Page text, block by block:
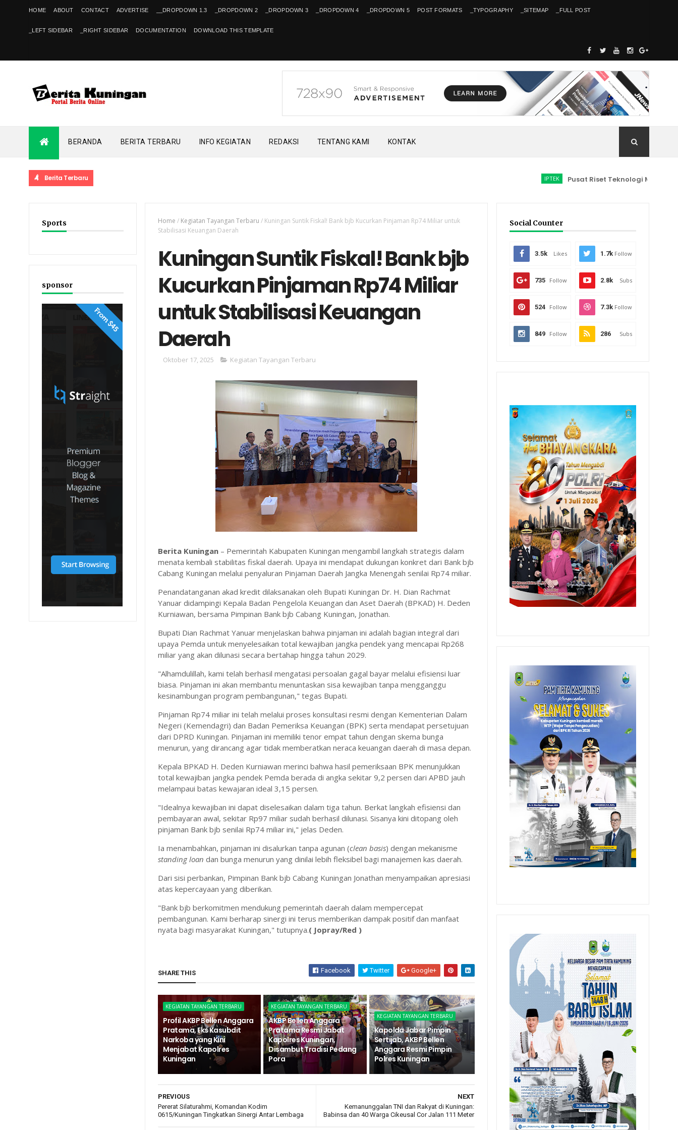
HOME ABOUT CONTACT ADVERTISE __DROPDOWN 1.3 _DROPDOWN 2 _DROPDOWN 3 _DROPDOWN 4 _DROPDOWN 5 POST FORMATS _TYPOGRAPHY _SITEMAP _FULL POST
_LEFT SIDEBAR _RIGHT SIDEBAR DOCUMENTATION DOWNLOAD THIS TEMPLATE
BERANDA BERITA TERBARU INFO KEGIATAN REDAKSI TENTANG KAMI KONTAK
Berita Terbaru Pusat Riset Teknologi Manufaktur
Sports
sponsor
Home / Kegiatan Tayangan Terbaru / Kuningan Suntik Fiskal! Bank bjb Kucurkan Pinjaman Rp74 Miliar untuk
Stabilisasi Keuangan Daerah
Kuningan Suntik Fiskal! Bank bjb
Kucurkan Pinjaman Rp74 Miliar
untuk Stabilisasi Keuangan
Daerah
Oktober 17, 2025 Kegiatan Tayangan Terbaru
Berita Kuningan – Pemerintah Kabupaten Kuningan mengambil langkah strategis dalam
menata kembali stabilitas fiskal daerah. Upaya ini mendapat dukungan konkret dari Bank bjb
Cabang Kuningan melalui penyaluran Pinjaman Daerah Jangka Menengah senilai Rp74 miliar.
​Penandatanganan akad kredit dilaksanakan oleh Bupati Kuningan Dr. H. Dian Rachmat
Yanuar didampingi Kepala Badan Pengelola Keuangan dan Aset Daerah (BPKAD) H. Deden
Kurniawan, bersama Pimpinan Bank bjb Cabang Kuningan, Jonathan.
​Bupati Dian Rachmat Yanuar menjelaskan bahwa pinjaman ini adalah bagian integral dari
upaya Pemda untuk menyelesaikan total kewajiban jangka pendek yang mencapai Rp268
miliar yang akan dilunasi secara bertahap hingga tahun 2029.
​"Alhamdulillah, kami telah berhasil mengatasi persoalan gagal bayar melalui efisiensi luar
biasa. Pinjaman ini akan membantu menuntaskan sisa kewajiban tanpa mengganggu
kesinambungan program pembangunan," tegas Bupati.
​Pinjaman Rp74 miliar ini telah melalui proses konsultasi resmi dengan Kementerian Dalam
Negeri (Kemendagri) dan Badan Pemeriksa Keuangan (BPK) serta mendapat persetujuan
dari DPRD Kuningan. Pinjaman ini memiliki tenor empat tahun dengan skema bunga
menurun, yang dirancang agar tidak memberatkan neraca keuangan daerah di masa depan.
​Kepala BPKAD H. Deden Kurniawan merinci bahwa hasil pemeriksaan BPK menunjukkan
total kewajiban jangka pendek Pemda berada di angka sekitar 9,2 persen dari APBD jauh
melampaui batas kewajaran ideal 3,15 persen.
​"Idealnya kewajiban ini dapat diselesaikan dalam tiga tahun. Berkat langkah efisiensi dan
pembayaran awal, sekitar Rp97 miliar sudah berhasil dilunasi. Sisanya kini ditopang oleh
pinjaman Bank bjb senilai Rp74 miliar ini," jelas Deden.
​Ia menambahkan, pinjaman ini disalurkan tanpa agunan (clean basis) dengan mekanisme
standing loan dan bunga menurun yang dinilai lebih fleksibel bagi manajemen kas daerah.
​Dari sisi perbankan, Pimpinan Bank bjb Cabang Kuningan Jonathan menyampaikan apresiasi
atas kepercayaan yang diberikan.
"Bank bjb berkomitmen mendukung pemerintah daerah dalam mempercepat
pembangunan. Kami berharap sinergi ini terus memberikan dampak positif dan manfaat
nyata bagi masyarakat Kuningan," tutupnya.( Jopray/Red )
SHARE THIS Facebook Twitter Google+
KEGIATAN TAYANGAN TERBARU
Profil AKBP Bellen Anggara
Pratama, Eks Kasubdit
Narkoba yang Kini
Menjabat Kapolres
Kuningan
KEGIATAN TAYANGAN TERBARU
AKBP Bellen Anggara
Pratama Resmi Jabat
Kapolres Kuningan,
Disambut Tradisi Pedang
Pora
KEGIATAN TAYANGAN TERBARU
Kapolda Jabar Pimpin
Sertijab, AKBP Bellen
Anggara Resmi Pimpin
Polres Kuningan
NEXT
Kemanunggalan TNI dan Rakyat di Kuningan:
Babinsa dan 40 Warga Cikeusal Cor Jalan 111 Meter
PREVIOUS
Pererat Silaturahmi, Komandan Kodim
0615/Kuningan Tingkatkan Sinergi Antar Lembaga
Social Counter
3.5k Likes 1.7k Follow
735 Follow 2.8k Subs
524 Follow 7.3k Follow
849 Follow 286 Subs